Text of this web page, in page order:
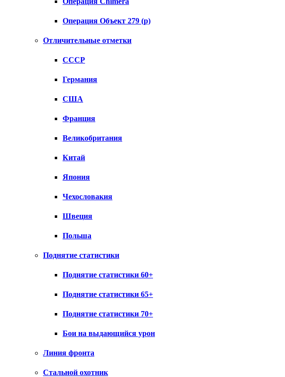
Операция Объект 279 (р)
Отличительные отметки
СССР
Германия
США
Франция
Великобритания
Китай
Япония
Чехословакия
Швеция
Польша
Поднятие статистики
Поднятие статистики 60+
Поднятие статистики 65+
Поднятие статистики 70+
Бои на выдающийся урон
Линия фронта
Стальной охотник